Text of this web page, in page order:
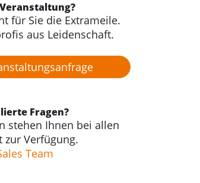
für Sie die Extrameile.
aus Leidenschaft.
Fragen?
stehen Ihnen bei allen
zur Verfügung.
Team